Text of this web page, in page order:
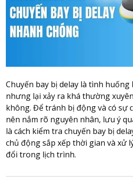
Travel SIM
Vietnam travel SIM
Tours
Domestic tours
International Tours
Yacht
For you
Register as a collaborator
Payment instructions
Instructions for booking tickets
Chuyến bay bị delay là tình
nhưng lại xảy ra khá thường
không. Để tránh bị động và có sự
nên nắm rõ nguyên nhân, lưu ý
là cách kiểm tra chuyến bay bị
chủ động sắp xếp thời gian và xử
đổi trong lịch trình.